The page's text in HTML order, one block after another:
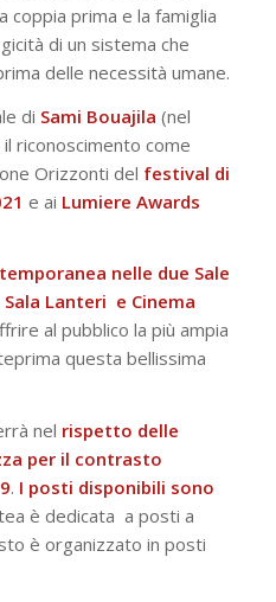
coppia prima e la famiglia
di un sistema che
delle necessità umane.
di Sami Bouajila (nel
riconoscimento come
Orizzonti del festival di
e ai Lumiere Awards
nelle due Sale
Lanteri e Cinema
al pubblico la più ampia
questa bellissima
nel rispetto delle
per il contrasto
. I posti disponibili sono
è dedicata a posti a
è organizzato in posti